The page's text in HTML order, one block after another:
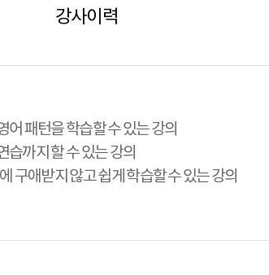
강사이력
어 패턴을 학습할 수 있는 강의
습까지 할 수 있는 강의
구애받지 않고 쉽게 학습할 수 있는 강의